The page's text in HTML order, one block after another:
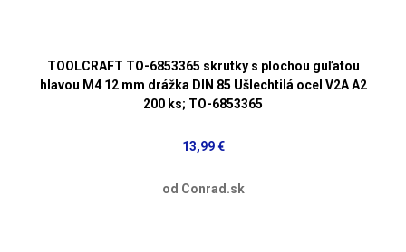
TOOLCRAFT TO-6853365 skrutky s plochou guľatou
hlavou M4 12 mm drážka DIN 85 Ušlechtilá ocel V2A A2
200 ks; TO-6853365
13,99 €
od Conrad.sk